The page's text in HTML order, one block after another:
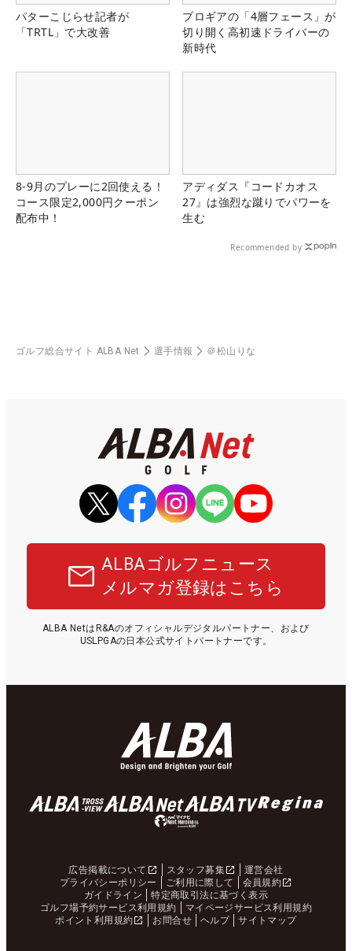
パターこじらせ記者が
「TRTL」で大改善
プロギアの「4層フェース」が
切り開く高初速ドライバーの
新時代
8-9月のプレーに2回使える！
コース限定2,000円クーポン
配布中！
アディダス『コードカオス
27』は強烈な蹴りでパワーを
生む
Recommended by
ゴルフ総合サイト ALBA Net 選手情報 ＠松山りな
ALBAゴルフニュース
メルマガ登録はこちら
ALBA NetはR&Aのオフィシャルデジタルパートナー、および
USLPGAの日本公式サイトパートナーです。
広告掲載について スタッフ募集
運営会社
プライバシーポリシー
ご利用に際して
会員規約
ガイドライン
特定商取引法に基づく表示
ゴルフ場予約サービス利用規約
マイページサービス利用規約
ポイント利用規約
お問合せ ヘルプ サイトマップ